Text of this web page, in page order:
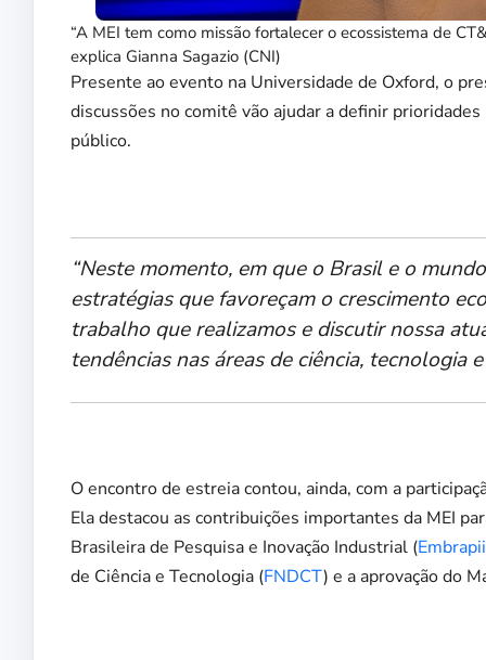
“A MEI tem como missão fortalecer o ecossistema de
explica Gianna Sagazio (CNI)
Presente ao evento na Universidade de Oxford, o
discussões no comitê vão ajudar a definir
público.
“Neste momento, em que o Brasil e o
estratégias que favoreçam o crescimento
trabalho que realizamos e discutir nossa
tendências nas áreas de ciência, tecnologia
O encontro de estreia contou, ainda, com a
Ela destacou as contribuições importantes da MEI
Brasileira de Pesquisa e Inovação Industrial (Embrapii
de Ciência e Tecnologia (FNDCT) e a aprovação do